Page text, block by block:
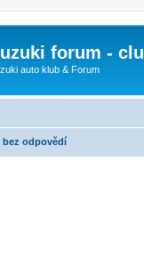
forum -
auto klub & Forum
bez odpovědí